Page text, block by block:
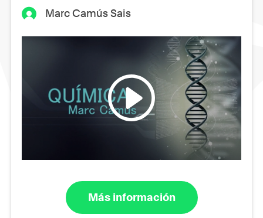
Marc Camús Sais
Más información